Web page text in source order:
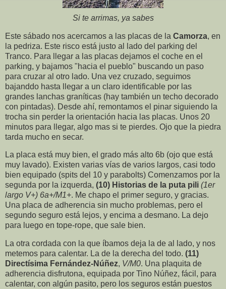
Si te arrimas, ya sabes
Este sábado nos acercamos a las placas de la Camorza, en
la pedriza. Este risco está justo al lado del parking del
Tranco. Para llegar a las placas dejamos el coche en el
parking, y bajamos "hacia el pueblo" buscando un paso
para cruzar al otro lado. Una vez cruzado, seguimos
bajanddo hasta llegar a un claro identificable por las
grandes lanchas graníticas (hay también un techo decorado
con pintadas). Desde ahí, remontamos el pinar siguiendo la
trocha sin perder la orientación hacia las placas. Unos 20
minutos para llegar, algo mas si te pierdes. Ojo que la piedra
tarda mucho en secar.
La placa está muy bien, el grado más alto 6b (ojo que está
muy lavado). Existen varias vías de varios largos, casi todo
bien equipado (spits del 10 y parabolts) Comenzamos por la
segunda por la izquerda, (10) Historias de la puta pili (1er
largo V+) 6a+/M1+. Me chapo el primer seguro, y gracias.
Una placa de adherencia sin mucho problemas, pero el
segundo seguro está lejos, y encima a desmano. La dejo
para luego en tope-rope, que sale bien.
La otra cordada con la que íbamos deja la de al lado, y nos
metemos para calentar. La de la derecha del todo. (11)
Directísima Fernández-Núñez, V/M0. Una plaquita de
adherencia disfrutona, equipada por Tino Núñez, fácil, para
calentar, con algún pasito, pero los seguros están puestos